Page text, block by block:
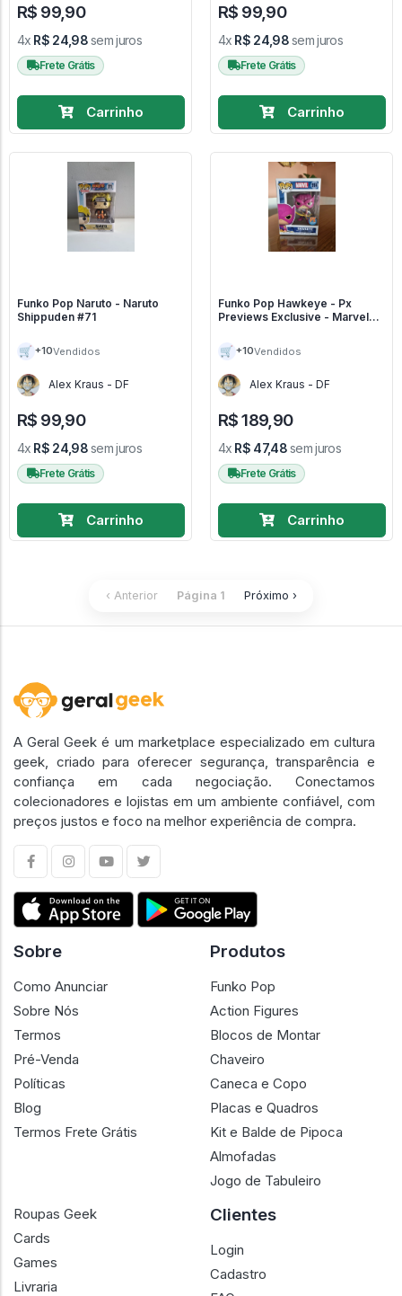
R$ 99,90
4x R$ 24,98sem juros
Frete Grátis
Carrinho
R$ 99,90
4x R$ 24,98sem juros
Frete Grátis
Carrinho
Funko Pop Naruto - Naruto
Shippuden #71
🛒 +10Vendidos
Alex Kraus - DF
R$ 99,90
4x R$ 24,98sem juros
Frete Grátis
Carrinho
Funko Pop Hawkeye - Px
Previews Exclusive - Marvel
🛒 +10Vendidos
Alex Kraus - DF
R$ 189,90
4x R$ 47,48sem juros
Frete Grátis
Carrinho
‹ Anterior Página 1 Próximo ›
A Geral Geek é um marketplace especializado em cultura
geek, criado para oferecer segurança, transparência e
confiança em cada negociação. Conectamos
colecionadores e lojistas em um ambiente confiável, com
preços justos e foco na melhor experiência de compra.
Sobre
Como Anunciar
Sobre Nós
Termos
Pré-Venda
Políticas
Blog
Termos Frete Grátis
Produtos
Funko Pop
Action Figures
Blocos de Montar
Chaveiro
Caneca e Copo
Placas e Quadros
Kit e Balde de Pipoca
Almofadas
Jogo de Tabuleiro
Roupas Geek
Cards
Games
Livraria
Clientes
Login
Cadastro